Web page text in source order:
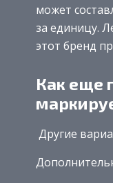
может
за единицу.
этот бренд
Как еще
Другие